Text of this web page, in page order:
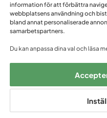
Följ oss på:
information för att förbättra
webbplatsens användning och
bland annat personaliserade
samarbetspartners.
Du kan anpassa dina val och läsa